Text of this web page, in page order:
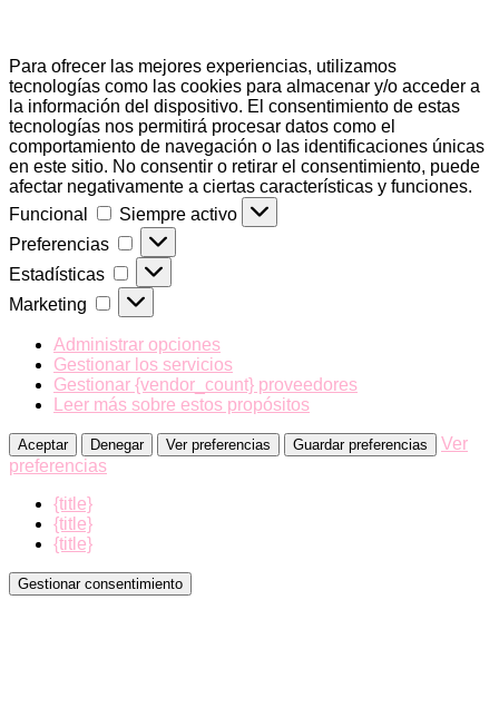
Para ofrecer las mejores experiencias, utilizamos
tecnologías como las cookies para almacenar y/o acceder a
la información del dispositivo. El consentimiento de estas
tecnologías nos permitirá procesar datos como el
comportamiento de navegación o las identificaciones únicas
en este sitio. No consentir o retirar el consentimiento, puede
afectar negativamente a ciertas características y funciones.
Funcional
Funcional
Siempre activo
Preferencias
Preferencias
Estadísticas Estadísticas
Marketing Marketing
Administrar opciones
Gestionar los servicios
Gestionar {vendor_count} proveedores
Leer más sobre estos propósitos
Aceptar Denegar Ver preferencias Guardar preferencias
Ver
preferencias
{title}
{title}
{title}
Gestionar consentimiento